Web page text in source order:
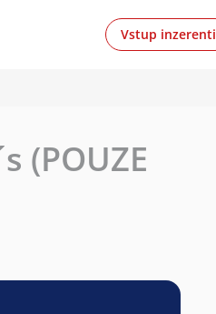
Vstup inzerenti
(POUZE